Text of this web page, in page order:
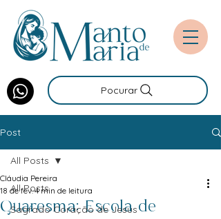
Pocurar
Post
All Posts
Sagrado Coração de Jesus
All Posts
Quaresma: Escola de
Cláudia Pereira
18 de fev.4 min de leitura